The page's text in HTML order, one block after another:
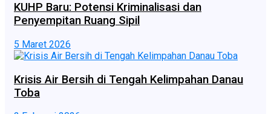
KUHP Baru: Potensi Kriminalisasi dan
Penyempitan Ruang Sipil
5 Maret 2026
Krisis Air Bersih di Tengah Kelimpahan Danau
Toba